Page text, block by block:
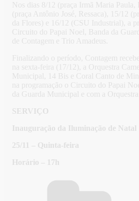
Nos dias 8/12 (praça Irmã Maria Paula,
(praça Antônio José, Ressaca), 15/12
da Flores) e 16/12 (CSU Industrial), a
Circuito do Papai Noel, Banda da
de Contagem e Trio Amadeus.
Finalizando o período, Contagem
na sexta-feira (17/12), a Orquestra
Municipal, 14 Bis e Coral Canto de
na programação o Circuito do Papai
da Guarda Municipal e com a
SERVIÇO
Inauguração da Iluminação de Natal
25/11 – Quinta-feira
Horário – 17h